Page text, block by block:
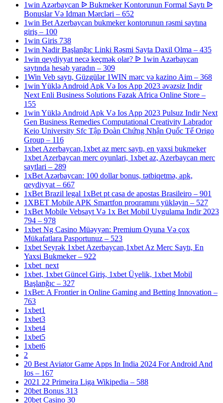
1win Azərbaycan ᐉ Bukmeker Kontorunun Formal Saytı ᐉ
Bonuslar Və Idman Mərcləri – 652
1win Bet Azerbaycan bukmeker kontorunun rəsmi saytına
giriş – 100
1win Giris 738
1win Nadir Başlanğıc Linki Rəsmi Sayta Daxil Olma – 435
1win qeydiyyat necə keçmək olar? ᐉ 1win Azərbaycan
saytında hesab yaradın – 309
1Win Veb saytı, Güzgülər 1WIN mərc və kazino Aim – 368
1win Yüklə Android Apk Və Ios App 2023 əvəzsiz Indir
Next Enli Business Solutions Fazak Africa Online Store –
155
1win Yüklə Android Apk Və Ios App 2023 Pulsuz Indir Next
Gen Business Remedies Computational Creativity Labrador
Keio University Sfc Tập Đoàn Chứng Nhận Quốc Tế Origo
Group – 116
1xbet Azerbaycan,1xbet az merc saytı, en yaxsi bukmeker
1xbet Azerbaycan merc oyunlari, 1xbet az, Azerbaycan merc
saytlari – 289
1xBet Azərbaycan: 100 dollar bonus, tətbiqetmə, apk,
qeydiyyat – 667
1xBet Brazil legal 1xBet pt casa de apostas Brasileiro – 901
1XBET Mobile APK Smartfon proqramını yükləyin – 527
1xBet Mobile Vebsayt Və 1x Bet Mobil Uygulama Indir 2023
794 – 978
1xbet Ng Casino Müəyyən: Premium Oyuna Və çox
Mükafatlara Pasportunuz – 523
1xbet Seyrək 1xbet Azerbaycan,1xbet Az Merc Saytı, En
Yaxsi Bukmeker – 922
1xbet_next
1xbet, 1xbet Güncel Giriş, 1xbet Üyelik, 1xbet Mobil
Başlanğıc – 327
1xBet: A Frontier in Online Gaming and Betting Innovation –
763
1xbet1
1xbet3
1xbet4
1xbet5
1xbet6
2
20 Best Aviator Game Apps In India 2024 For Android And
Ios – 167
2021 22 Primeira Liga Wikipedia – 588
20bet Bonus 313
20bet Casino 30